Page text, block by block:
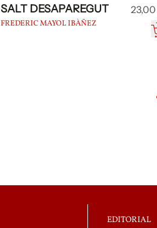
SALT DESAPAREGUT
FREDERIC MAYOL IBÀÑEZ
EDITORIAL